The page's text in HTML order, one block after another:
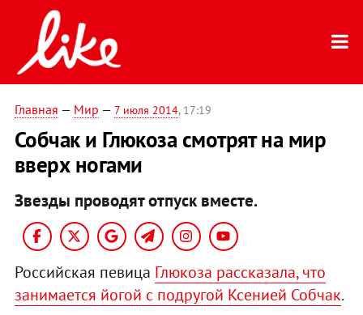
Главная — Мир — 7 июля 2014, 17:19
Собчак и Глюкоза смотрят на мир
вверх ногами
Звезды проводят отпуск вместе.
Российская певица Глюкоза рассказала, что
занимается йогой с подругой Ксенией Собчак.